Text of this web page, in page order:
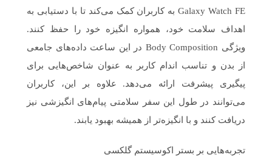
Galaxy Watch FE به کاربران کمک می‌کند تا با دستیابی به
اهداف سلامت خود، همواره انگیزه خود را حفظ کنند.
ویژگی Body Composition در این ساعت داده‌های جامعی
از بدن و تناسب اندام کاربر به عنوان شاخص‌هایی برای
پیگیری پیشرفت ارائه می‌دهد. علاوه بر این، کاربران
می‌توانند در طول این سفر سلامتی پیام‌های انگیزشی نیز
دریافت کنند و با انگیزه‌‌تر از همیشه بهبود یابند.
تجربه‌هایی بر بستر اکوسیستم گلکسی